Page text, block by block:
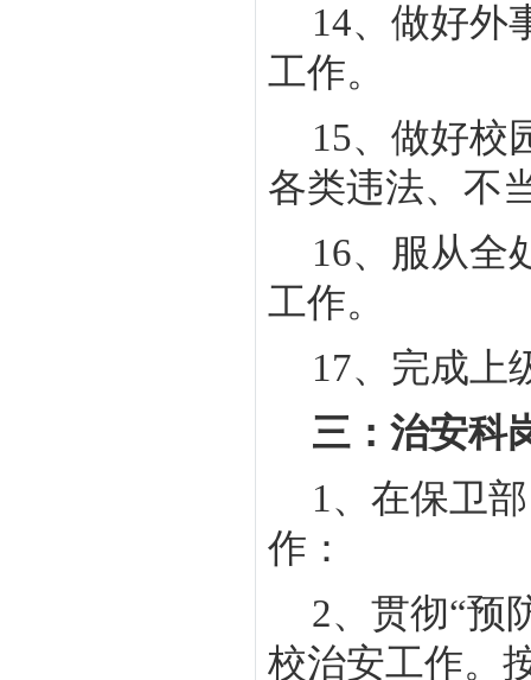
14、做好外
工作。
15、做好校
各类违法、不
16、服从全
工作。
17、完成上
三：治安科
1 、在保卫
作：
2、贯彻“预
校治安工作。